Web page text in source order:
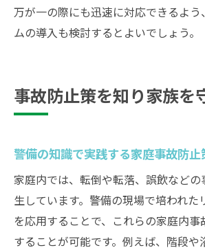
万が一の際にも迅速に対応できるよ
ムの導入も検討するとよいでしょう。
事故防止策を知り家族を
警備の知識で実践する家庭事故防止
家庭内では、転倒や転落、誤飲など
生しています。警備の現場で培われた
を応用することで、これらの家庭内
することが可能です。例えば、階段や